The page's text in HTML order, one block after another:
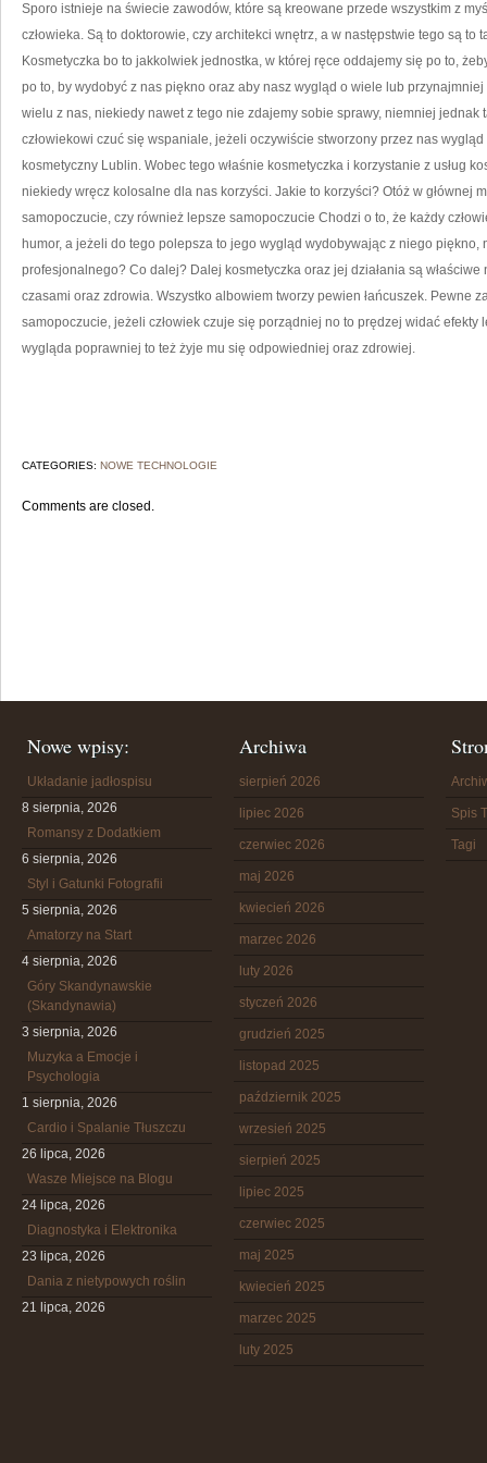
Sporo istnieje na świecie zawodów, które są kreowane przede wszystkim z
człowieka. Są to doktorowie, czy architekci wnętrz, a w następstwie tego są
Kosmetyczka bo to jakkolwiek jednostka, w której ręce oddajemy się po to,
po to, by wydobyć z nas piękno oraz aby nasz wygląd o wiele lub
wielu z nas, niekiedy nawet z tego nie zdajemy sobie sprawy, niemniej jednak
człowiekowi czuć się wspaniale, jeżeli oczywiście stworzony przez nas
kosmetyczny Lublin. Wobec tego właśnie kosmetyczka i korzystanie z usług
niekiedy wręcz kolosalne dla nas korzyści. Jakie to korzyści? Otóż w głównej
samopoczucie, czy również lepsze samopoczucie Chodzi o to, że każdy
humor, a jeżeli do tego polepsza to jego wygląd wydobywając z niego
profesjonalnego? Co dalej? Dalej kosmetyczka oraz jej działania są
czasami oraz zdrowia. Wszystko albowiem tworzy pewien łańcuszek. Pewne
samopoczucie, jeżeli człowiek czuje się porządniej no to prędzej widać
wygląda poprawniej to też żyje mu się odpowiedniej oraz zdrowiej.
CATEGORIES: NOWE TECHNOLOGIE
Comments are closed.
Nowe wpisy:
Układanie jadłospisu
8 sierpnia, 2026
Romansy z Dodatkiem
6 sierpnia, 2026
Styl i Gatunki Fotografii
5 sierpnia, 2026
Amatorzy na Start
4 sierpnia, 2026
Góry Skandynawskie
(Skandynawia)
3 sierpnia, 2026
Muzyka a Emocje i
Psychologia
1 sierpnia, 2026
Cardio i Spalanie Tłuszczu
26 lipca, 2026
Wasze Miejsce na Blogu
24 lipca, 2026
Diagnostyka i Elektronika
23 lipca, 2026
Dania z nietypowych roślin
21 lipca, 2026
Archiwa
sierpień 2026
lipiec 2026
czerwiec 2026
maj 2026
kwiecień 2026
marzec 2026
luty 2026
styczeń 2026
grudzień 2025
listopad 2025
październik 2025
wrzesień 2025
sierpień 2025
lipiec 2025
czerwiec 2025
maj 2025
kwiecień 2025
marzec 2025
luty 2025
Spis
Tagi